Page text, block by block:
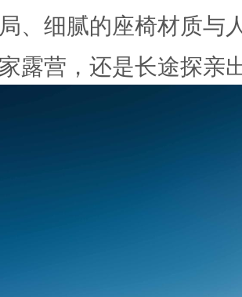
、细腻的座椅材质与
露营，还是长途探亲